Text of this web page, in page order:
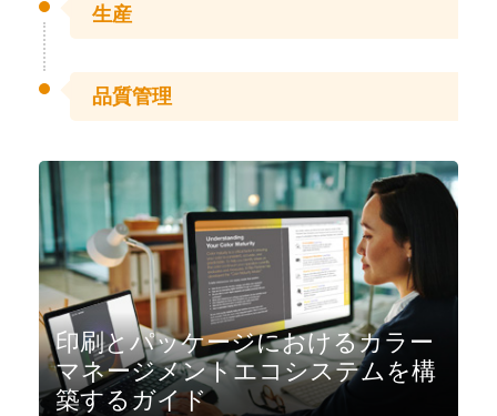
生産
品質管理
印刷とパッケージにおけるカラー
マネージメントエコシステムを構
築するガイド